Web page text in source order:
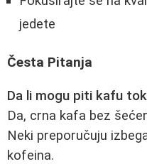
jedete
Česta Pitanja
Da li mogu piti kafu
Da, crna kafa bez
Neki preporučuju
kofeina.